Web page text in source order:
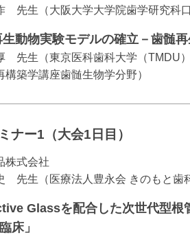
生（大阪大学大学院歯学研究科
生動物実験モデルの確立－歯髄
先生 （東京医科歯科大学（TMDU
構築学講座歯髄生物学分野）
ナー1（大会1日目）
株式会社
先生（医療法人豊永会 きのもと歯
Glassを配合した次世代型
床」